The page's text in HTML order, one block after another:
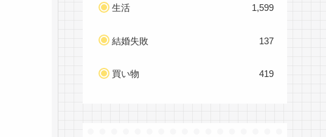
生活 1,599
結婚失敗 137
買い物 419